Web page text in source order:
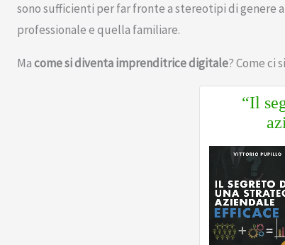
sono sufficienti per far fronte a stereotipi di genere
professionale e quella familiare.
Macome si diventa imprenditrice digitale? Come ci
“Il